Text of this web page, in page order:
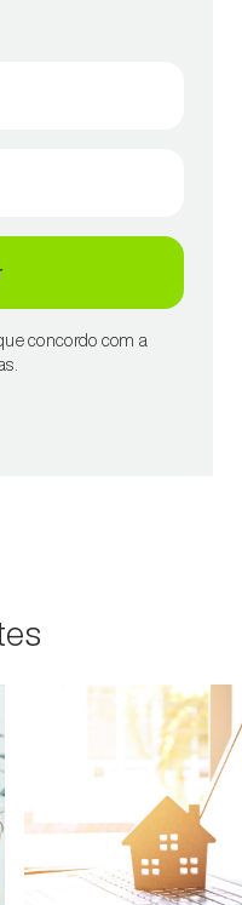
concordo com a